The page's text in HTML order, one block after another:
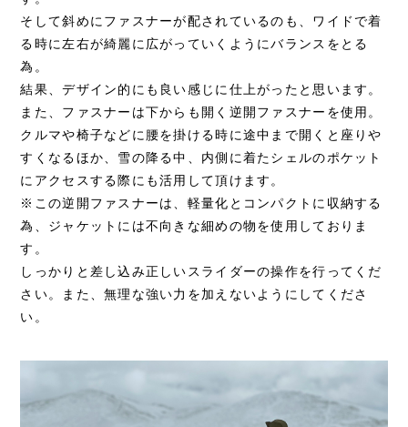
そして斜めにファスナーが配されているのも、ワイドで着
る時に左右が綺麗に広がっていくようにバランスをとる
為。
結果、デザイン的にも良い感じに仕上がったと思います。
また、ファスナーは下からも開く逆開ファスナーを使用。
クルマや椅子などに腰を掛ける時に途中まで開くと座りや
すくなるほか、雪の降る中、内側に着たシェルのポケット
にアクセスする際にも活用して頂けます。
※この逆開ファスナーは、軽量化とコンパクトに収納する
為、ジャケットには不向きな細めの物を使用しておりま
す。
しっかりと差し込み正しいスライダーの操作を行ってくだ
さい。また、無理な強い力を加えないようにしてくださ
い。